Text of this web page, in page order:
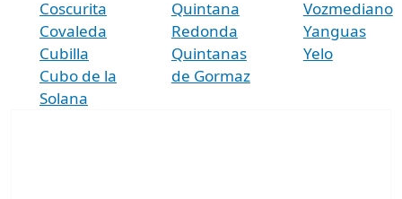
Coscurita
Covaleda
Cubilla
Cubo de la
Solana
Quintana
Redonda
Quintanas
de Gormaz
Vozmediano
Yanguas
Yelo